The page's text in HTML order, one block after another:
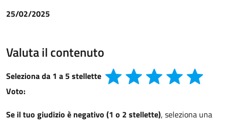
25/02/2025
Valuta il contenuto
Seleziona da 1 a 5 stellette
Voto:
Se il tuo giudizio è negativo (1 o 2 stellette), seleziona una